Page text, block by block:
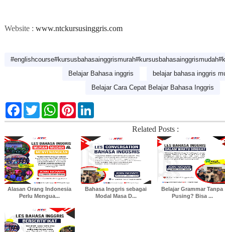
Website : www.ntckursusinggris.com
Belajar Bahasa inggris
belajar bahasa inggris
Belajar Cara Cepat Belajar Bahasa Inggris
F
c
b
o
o
k
T
w
i
t
e
r
W
a
A
p
p
P
n
L
n
e
d
I
n
Related Posts :
Alasan Orang Indonesia
Perlu Mengua...
Bahasa Inggris sebagai
Modal Masa D...
Belajar Grammar Tanpa
Pusing? Bisa ...